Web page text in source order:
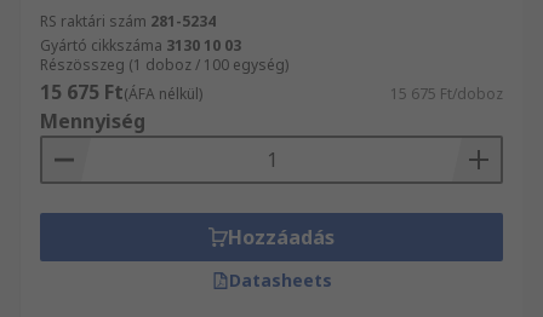
RS raktári szám 281-5234
Gyártó cikkszáma 3130 10 03
Részösszeg (1 doboz / 100 egység)
15 675 Ft(ÁFA nélkül) 15 675 Ft/doboz
Mennyiség
Hozzáadás
Datasheets